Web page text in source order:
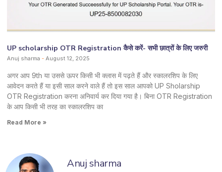
UP scholarship OTR Registration कैसे करें- सभी छात्रों के लिए जरुरी
Anuj sharma August 12, 2025
अगर आप 9th या उससे ऊपर किसी भी क्लास में पढ़ते हैं और स्कालरशिप के लिए
आवेदन करते हैं या इसी साल करने वाले हैं तो इस साल आपको UP Sholarship
OTR Registration करना अनिवार्य कर दिया गया है। बिना OTR Registration
के आप किसी भी तरह का स्कालरशिप का
Read More »
Anuj sharma